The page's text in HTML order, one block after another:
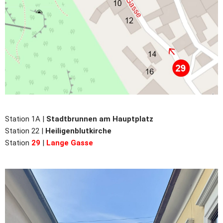
Station 1A | Stadtbrunnen am Hauptplatz
Station 22 | Heiligenblutkirche
Station 29 | Lange Gasse